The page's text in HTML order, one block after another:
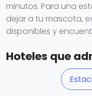
minutos. Para una
dejar a tu mascota,
disponibles y
Hoteles que